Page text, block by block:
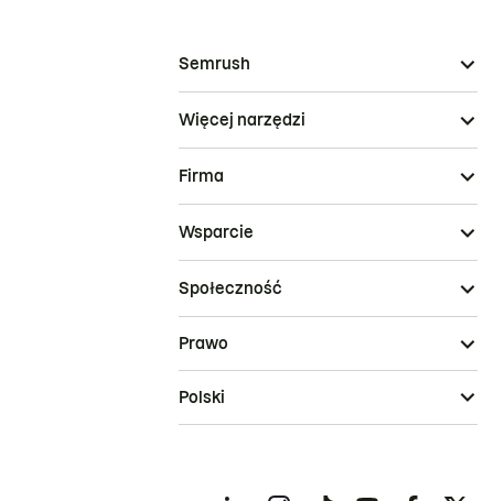
Semrush
Więcej narzędzi
Firma
Wsparcie
Społeczność
Prawo
Polski